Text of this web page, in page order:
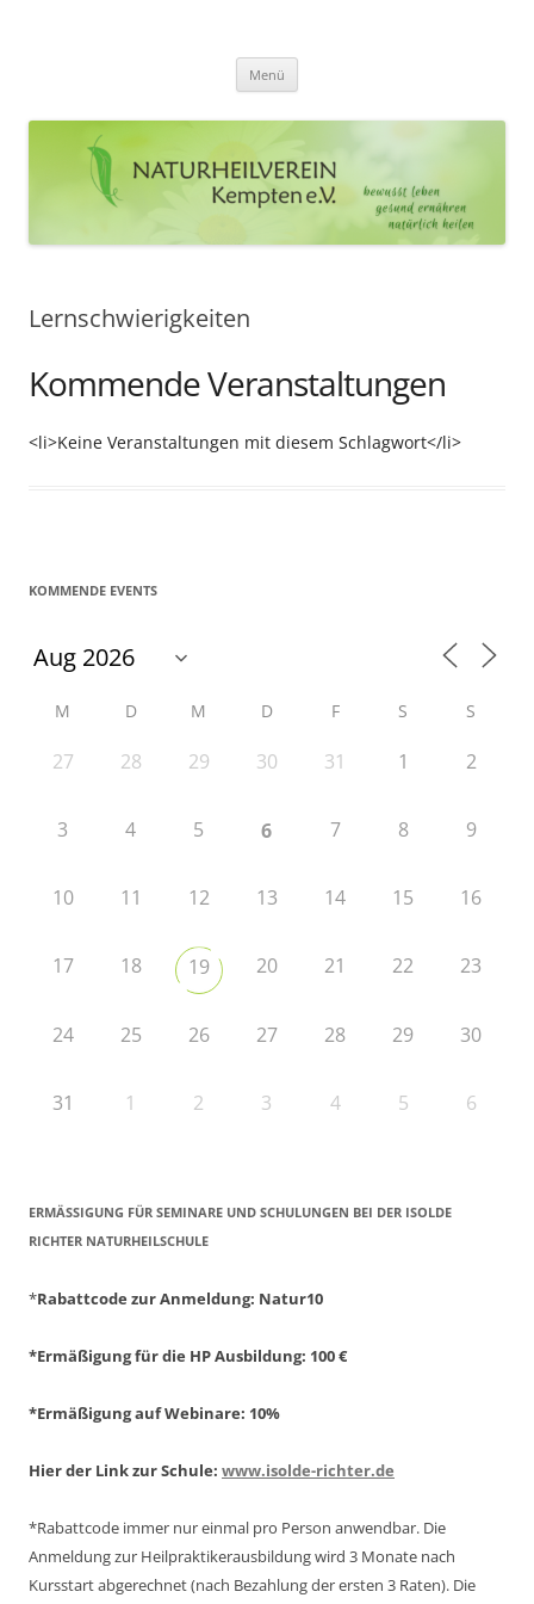
Menü
Lernschwierigkeiten
Kommende Veranstaltungen
<li>Keine Veranstaltungen mit diesem Schlagwort</li>
KOMMENDE EVENTS
M D M D F S S
27 28 29 30 31 1 2
3 4 5 6 7 8 9
10 11 12 13 14 15 16
17 18 19 20 21 22 23
24 25 26 27 28 29 30
31 1 2 3 4 5 6
ERMÄSSIGUNG FÜR SEMINARE UND SCHULUNGEN BEI DER ISOLDE R
ICHTER NATURHEILSCHULE
*Rabattcode zur Anmeldung: Natur10
*Ermäßigung für die HP Ausbildung: 100 €
*Ermäßigung auf Webinare: 10%
Hier der Link zur Schule: www.isolde-richter.de
*Rabattcode immer nur einmal pro Person anwendbar. Die
Anmeldung zur Heilpraktikerausbildung wird 3 Monate nach
Kursstart abgerechnet(nach Bezahlung der ersten 3 Raten). Die